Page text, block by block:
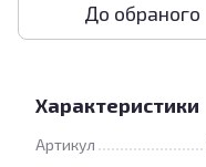
До обраного
Характеристики
Артикул